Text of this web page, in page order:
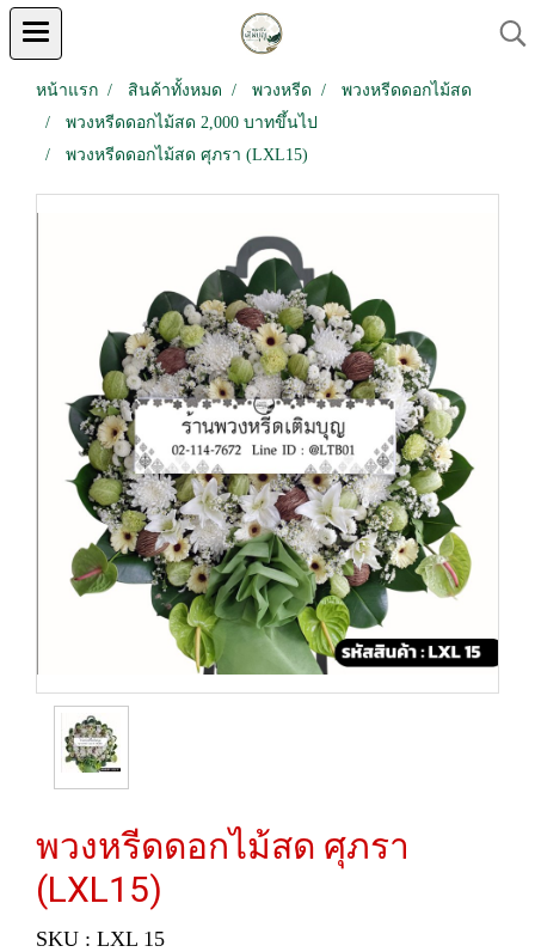
หน้าแรก สินค้าทั้งหมด พวงหรีด
พวงหรีดดอกไม้สด
พวงหรีดดอกไม้สด 2,000 บาทขึ้นไป
พวงหรีดดอกไม้สด ศุภรา (LXL15)
พวงหรีดดอกไม้สด ศุภรา
(LXL15)
SKU : LXL 15